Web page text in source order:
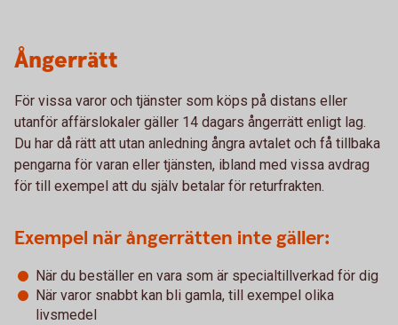
Ångerrätt
För vissa varor och tjänster som köps på distans eller
utanför affärslokaler gäller 14 dagars ångerrätt enligt lag.
Du har då rätt att utan anledning ångra avtalet och få tillbaka
pengarna för varan eller tjänsten, ibland med vissa avdrag
för till exempel att du själv betalar för returfrakten.
Exempel när ångerrätten inte gäller:
När du beställer en vara som är specialtillverkad för dig
När varor snabbt kan bli gamla, till exempel olika
livsmedel